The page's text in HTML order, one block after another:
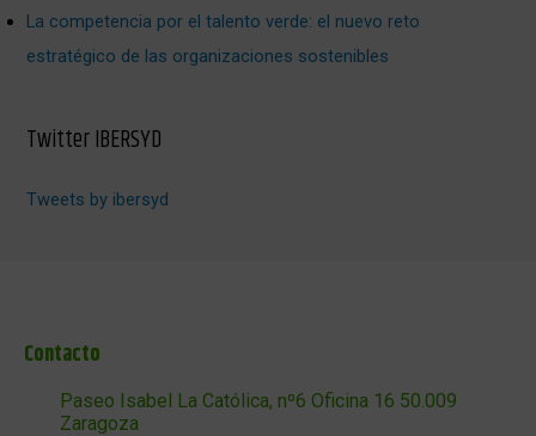
La competencia por el talento verde: el nuevo reto
estratégico de las organizaciones sostenibles
Twitter IBERSYD
Tweets by ibersyd
Contacto
Paseo Isabel La Católica, nº6 Oficina 16 50.009
Zaragoza